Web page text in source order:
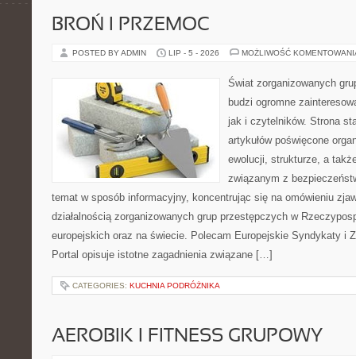
BROŃ I PRZEMOC
POSTED BY ADMIN LIP - 5 - 2026 MOŻLIWOŚĆ
Świat zorganizowanych
budzi ogromne
jak i czytelników. Strona
artykułów poświęcone
ewolucji, strukturze, a
związanym z
temat w sposób informacyjny, koncentrując się na omówieniu
działalnością zorganizowanych grup przestępczych w
europejskich oraz na świecie. Polecam Europejskie Syndykaty i
Portal opisuje istotne zagadnienia związane […]
CATEGORIES: KUCHNIA PODRÓŻNIKA
AEROBIK I FITNESS GRUPOWY